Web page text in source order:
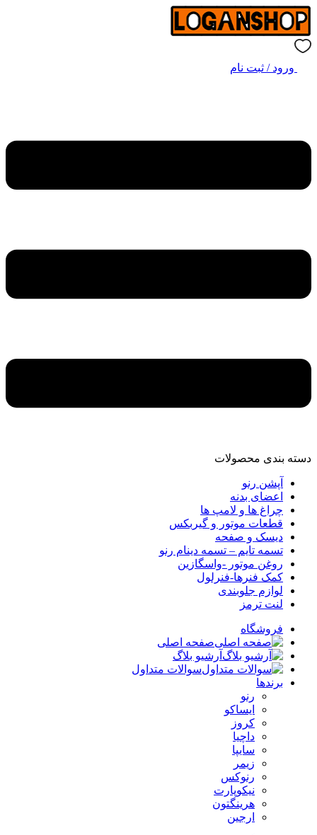
ورود / ثبت نام
دسته‌ بندی محصولات
آپشن رنو
اعضای بدنه
چراغ ها و لامپ ها
قطعات موتور و گیربکس
دیسک و صفحه
تسمه تایم – تسمه دینام رنو
روغن موتور -واسگازین
کمک فنرها-فنرلول
لوازم جلوبندی
لنت ترمز
فروشگاه
صفحه اصلی
آرشیو بلاگ
سوالات متداول
برندها
رنو
ایساکو
کروز
داچیا
سایپا
زیمر
رنوکس
نیکوپارت
هرینگتون
ارجین